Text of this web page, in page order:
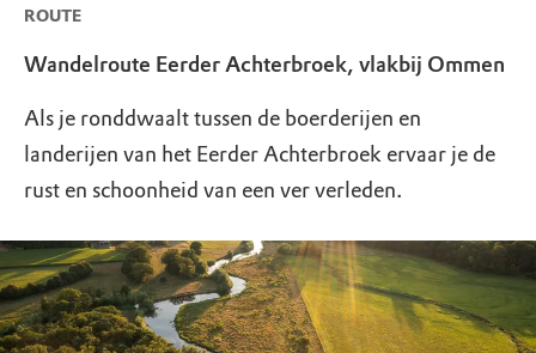
ROUTE
Wandelroute Eerder Achterbroek, vlakbij Ommen
Als je ronddwaalt tussen de boerderijen en
landerijen van het Eerder Achterbroek ervaar je de
rust en schoonheid van een ver verleden.